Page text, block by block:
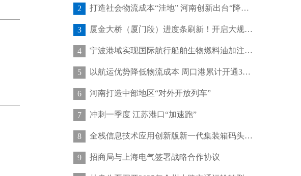
2 打造社会物流成本“洼地” 河南创新出台“降本16条”
3 厦金大桥（厦门段）进度条刷新！开启大规模桥梁装配化施工新阶段
4 宁波港域实现国际航行船舶生物燃料油加注“零突破”
5 以航运优势降低物流成本 周口港累计开通32条集装箱航线
6 河南打造中部地区“对外开放列车”
7 冲刺一季度 江苏港口“加速跑”
8 全栈信息技术应用创新版新一代集装箱码头管控系统在天津港上线运行
9 招商局与上海电气签署战略合作协议